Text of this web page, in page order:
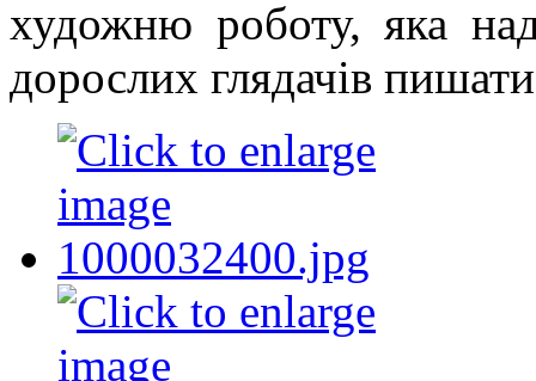
художню роботу, яка
дорослих глядачів